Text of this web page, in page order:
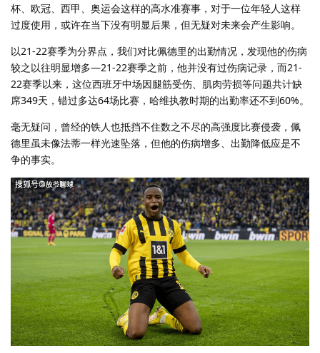
杯、欧冠、西甲、奥运会这样的高水准赛事，对于一位年轻人这样
过度使用，或许在当下没有明显后果，但无疑对未来会产生影响。
以21-22赛季为分界点，我们对比佩德里的出勤情况，发现他的伤病
较之以往明显增多—21-22赛季之前，他并没有过伤病记录，而21-
22赛季以来，这位西班牙中场因腿筋受伤、肌肉劳损等问题共计缺
席349天，错过多达64场比赛，哈维执教时期的出勤率还不到60%。
毫无疑问，曾经的铁人也抵挡不住数之不尽的高强度比赛侵袭，佩
德里虽未像法蒂一样光速坠落，但他的伤病增多、出勤降低应是不
争的事实。